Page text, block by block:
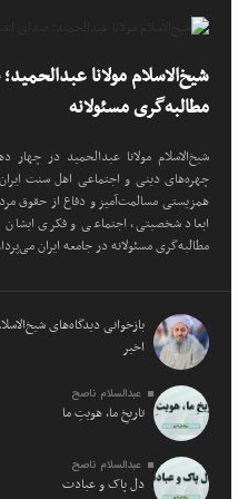
شیخ‌الاسلام مولانا
مطالبه‌گری مسئولانه
شیخ‌الاسلام مولانا عبدالحمید در چهار
چهره‌های دینی و اجتماعی اهل سنت
همزیستی مسالمت‌آمیز و دفاع از حقوق
ابعاد شخصیتی، اجتماعی و فکری
مطالبه‌گری مسئولانه در جامعه ایران
بازخوانی دیدگاه‌های
اخیر
عبدالسلام ناصح
تاریخِ ما، هویتِ ما
عبدالسلام ناصح
دل پاک و عبادت